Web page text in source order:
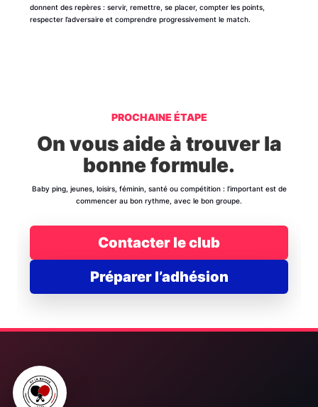
donnent des repères : servir, remettre, se placer, compter les points,
respecter l’adversaire et comprendre progressivement le match.
PROCHAINE ÉTAPE
On vous aide à trouver la
bonne formule.
Baby ping, jeunes, loisirs, féminin, santé ou compétition : l’important est de
commencer au bon rythme, avec le bon groupe.
Contacter le club
Préparer l’adhésion